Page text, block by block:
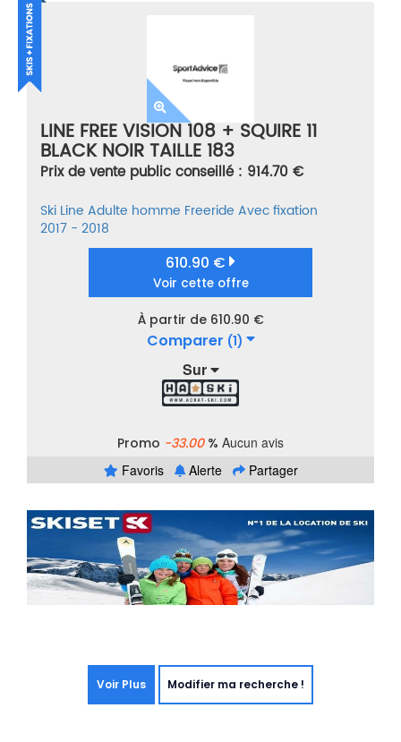
LINE FREE VISION 108 + SQUIRE 11
BLACK NOIR TAILLE 183
Prix de vente public conseillé : 914.70 €
Ski Line Adulte homme Freeride Avec fixation
2017 - 2018
610.90 €
Voir cette offre
À partir de 610.90 €
Comparer (1)
Sur
Promo -33.00% Aucun avis
Favoris
Alerte Partager
Voir Plus Modifier ma recherche !